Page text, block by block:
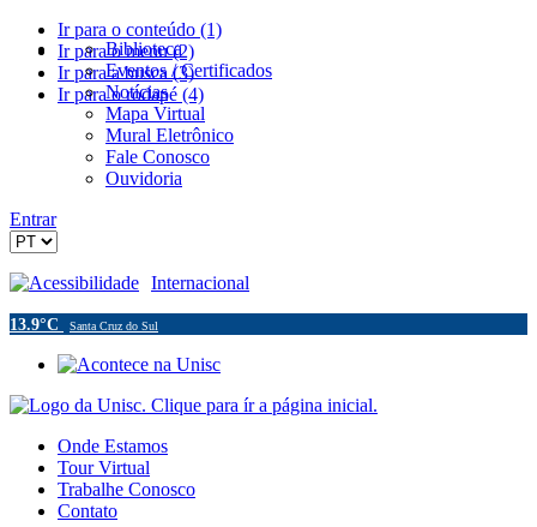
Ir para o conteúdo (1)
Ir para o menu (2)
Ir para a busca (3)
Ir para o rodapé (4)
Biblioteca
Eventos / Certificados
Notícias
Mapa Virtual
Mural Eletrônico
Fale Conosco
Ouvidoria
Entrar
Acessibilidade Internacional
13.9°C Santa Cruz do Sul
Onde Estamos
Tour Virtual
Trabalhe Conosco
Contato